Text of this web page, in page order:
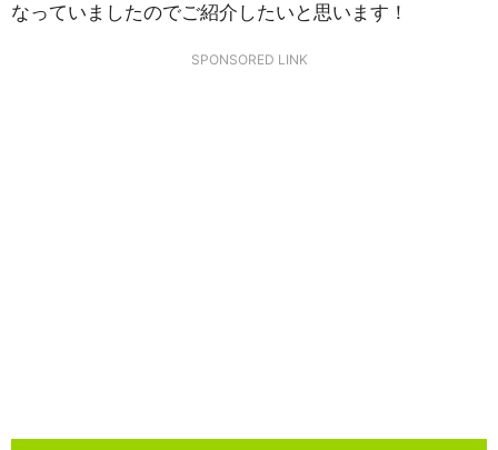
なっていましたのでご紹介したいと思います！
SPONSORED LINK